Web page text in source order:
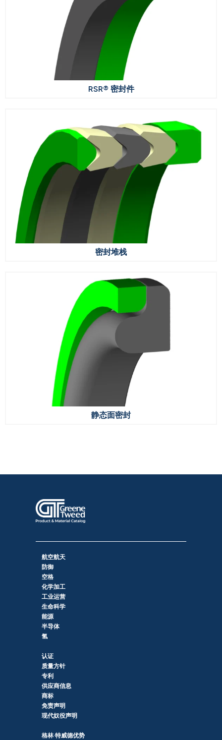
RSR® 密封件
密封堆栈
静态面密封
航空航天
防御
空格
化学加工
工业运营
生命科学
能源
半导体
氢
认证
质量方针
专利
供应商信息
商标
免责声明
现代奴役声明
格林·特威德优势